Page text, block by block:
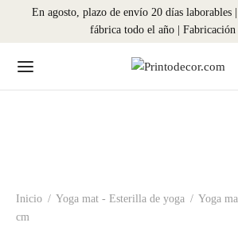
En agosto, plazo de envío 20 días laborables
fábrica todo el año |
Inicio / Yoga mat - Esterilla de yoga / Yoga
cm